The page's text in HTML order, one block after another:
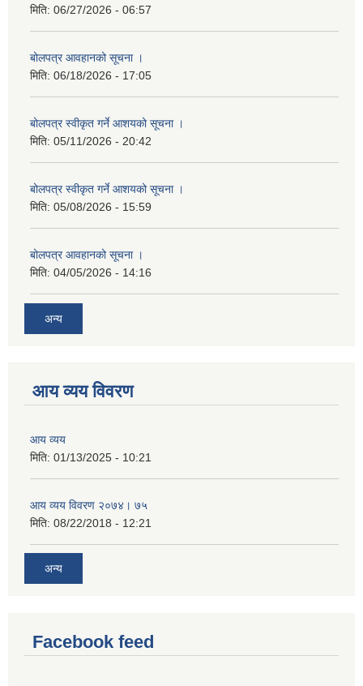
मिति: 06/27/2026 - 06:57
बोलपत्र आवहानको सूचना ।
मिति: 06/18/2026 - 17:05
बोलपत्र स्वीकृत गर्ने आशयको सूचना ।
मिति: 05/11/2026 - 20:42
बोलपत्र स्वीकृत गर्ने आशयको सूचना ।
मिति: 05/08/2026 - 15:59
बोलपत्र आवहानको सूचना ।
मिति: 04/05/2026 - 14:16
अन्य
आय व्यय विवरण
आय व्यय
मिति: 01/13/2025 - 10:21
आय व्यय विवरण २०७४। ७५
मिति: 08/22/2018 - 12:21
अन्य
Facebook feed